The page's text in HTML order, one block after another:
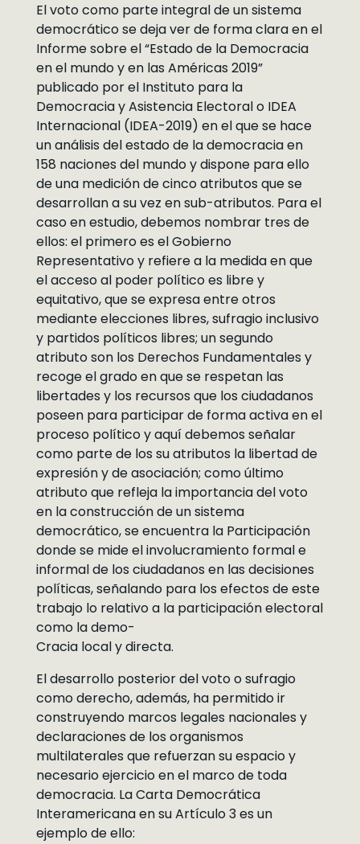
El voto como parte integral de un sistema
democrático se deja ver de forma clara en el
Informe sobre el “Estado de la Democracia
en el mundo y en las Américas 2019”
publicado por el Instituto para la
Democracia y Asistencia Electoral o IDEA
Internacional (IDEA-2019) en el que se hace
un análisis del estado de la democracia en
158 naciones del mundo y dispone para ello
de una medición de cinco atributos que se
desarrollan a su vez en sub-atributos. Para el
caso en estudio, debemos nombrar tres de
ellos: el primero es el Gobierno
Representativo y refiere a la medida en que
el acceso al poder político es libre y
equitativo, que se expresa entre otros
mediante elecciones libres, sufragio inclusivo
y partidos políticos libres; un segundo
atributo son los Derechos Fundamentales y
recoge el grado en que se respetan las
libertades y los recursos que los ciudadanos
poseen para participar de forma activa en el
proceso político y aquí debemos señalar
como parte de los su atributos la libertad de
expresión y de asociación; como último
atributo que refleja la importancia del voto
en la construcción de un sistema
democrático, se encuentra la Participación
donde se mide el involucramiento formal e
informal de los ciudadanos en las decisiones
políticas, señalando para los efectos de este
trabajo lo relativo a la participación electoral
como la demo-
Cracia local y directa.
El desarrollo posterior del voto o sufragio
como derecho, además, ha permitido ir
construyendo marcos legales nacionales y
declaraciones de los organismos
multilaterales que refuerzan su espacio y
necesario ejercicio en el marco de toda
democracia. La Carta Democrática
Interamericana en su Artículo 3 es un
ejemplo de ello: